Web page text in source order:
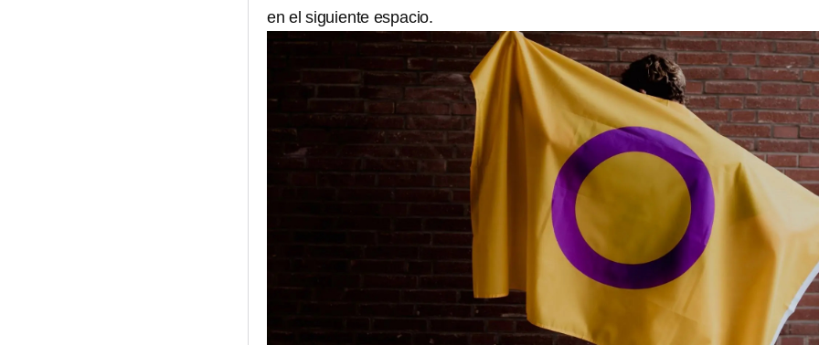
en el siguiente espacio.